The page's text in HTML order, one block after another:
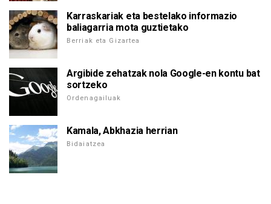
Karraskariak eta bestelako informazio
baliagarria mota guztietako
Berriak eta Gizartea
Argibide zehatzak nola Google-en kontu bat
sortzeko
Ordenagailuak
Kamala, Abkhazia herrian
Bidaiatzea